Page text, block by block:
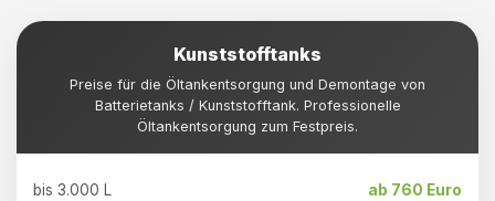
Kunststofftanks
Preise für die Öltankentsorgung und Demontage von
Batterietanks / Kunststofftank. Professionelle
Öltankentsorgung zum Festpreis.
bis 3.000 L ab 760 Euro